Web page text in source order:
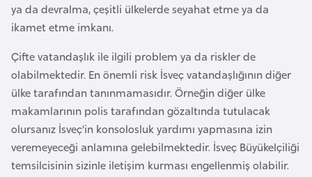
ya da devralma, çeşitli ülkelerde seyahat etme ya da
ikamet etme imkanı.
Çifte vatandaşlık ile ilgili problem ya da riskler de
olabilmektedir. En önemli risk İsveç vatandaşlığının diğer
ülke tarafından tanınmamasıdır. Örneğin diğer ülke
makamlarının polis tarafından gözaltında tutulacak
olursanız İsveç’in konsolosluk yardımı yapmasına izin
veremeyeceği anlamına gelebilmektedir. İsveç Büyükelçiliği
temsilcisinin sizinle iletişim kurması engellenmiş olabilir.
B
e
l
a
r
u
s
B